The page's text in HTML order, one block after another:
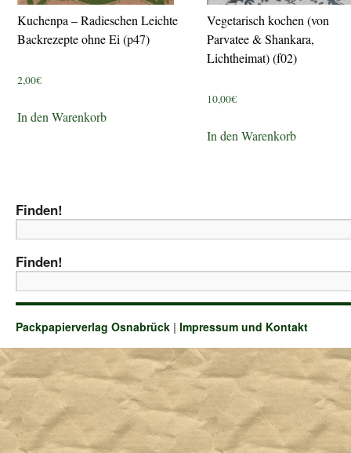
Kuchenpa – Radieschen Leichte
Backrezepte ohne Ei (p47)
2,00€
In den Warenkorb
Vegetarisch kochen (von
Parvatee & Shankara,
Lichtheimat) (f02)
10,00€
In den Warenkorb
Finden!
Finden!
Packpapierverlag Osnabrück | Impressum und Kontakt